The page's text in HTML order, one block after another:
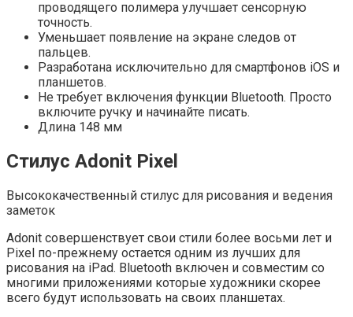
проводящего полимера улучшает сенсорную
точность.
Уменьшает появление на экране следов от
пальцев.
Разработана исключительно для смартфонов iOS и
планшетов.
Не требует включения функции Bluetooth. Просто
включите ручку и начинайте писать.
Длина 148 мм
Стилус Adonit Pixel
Высококачественный стилус для рисования и ведения
заметок
Adonit совершенствует свои стили более восьми лет и
Pixel по-прежнему остается одним из лучших для
рисования на iPad. Bluetooth включен и совместим со
многими приложениями которые художники скорее
всего будут использовать на своих планшетах.